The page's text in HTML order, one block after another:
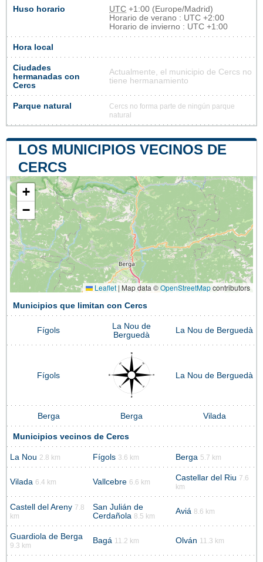
Huso horario UTC +1:00 (Europe/Madrid)
Horario de verano : UTC +2:00
Horario de invierno : UTC +1:00
Hora local
Ciudades
hermanadas con
Cercs
Actualmente, el municipio de Cercs no
tiene hermanamiento
Parque natural
Cercs no forma parte de ningún parque
natural
LOS MUNICIPIOS VECINOS DE
CERCS
+
−
Leaflet | Map data ©OpenStreetMapcontributors
Municipios que limitan con Cercs
Fígols
La Nou de
Berguedà
La Nou de Berguedà
Fígols La Nou de Berguedà
Berga Berga Vilada
Municipios vecinos de Cercs
La Nou 2.8 km Fígols 3.6 km Berga 5.7 km
Vilada 6.4 km Vallcebre 6.6 km Castellar del Riu 7.6
km
Castell del Areny 7.8
km
San Julián de
Cerdañola 8.5 km
Aviá 8.6 km
Guardiola de Berga
9.3 km
Bagá 11.2 km Olván 11.3 km